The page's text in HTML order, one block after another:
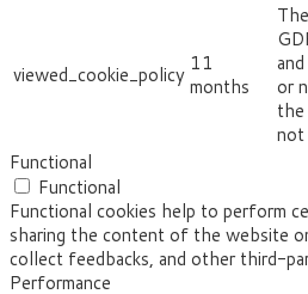
viewed_cookie_policy 11
months
or
the
not
Functional
Functional
Functional cookies help to perform
sharing the content of the website
collect feedbacks, and other third-
Performance